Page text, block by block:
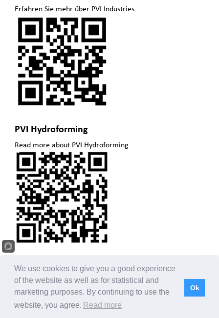
Erfahren Sie mehr über PVI Industries
PVI Hydroforming
Read more about PVI Hydroforming
© PVI Hydroforming AB, . All rights reserved
We use cookies to give you a good experience
of the website as well as for statistical and
marketing purposes. By continuing to use the
website, you agree. Read more
Ok